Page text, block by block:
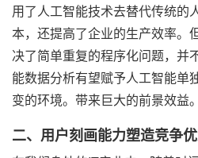
用了人工智能技术去替代传统的
本，还提高了企业的生产效率。
决了简单重复的程序化问题，并
能数据分析有望赋予人工智能单
变的环境。带来巨大的前景效益
二、用户刻画能力塑造竞争